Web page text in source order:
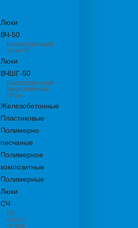
Люки
ВЧ-50
Высокопрочный
чугун 50
Люки
ВЧШГ-50
Высокопрочный
сверхтяжелый
чугун
Железобетонные
Пластиковые
Полимерно
песчаные
Полимерное
композитные
Полимерные
Люки
СЧ
Из
серого
чугуна